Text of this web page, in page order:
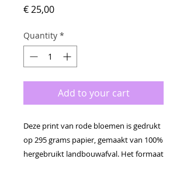
€ 25,00Price
Quantity *
Add to your cart
Deze print van rode bloemen is gedrukt
op 295 grams papier, gemaakt van 100%
hergebruikt landbouwafval. Het formaat